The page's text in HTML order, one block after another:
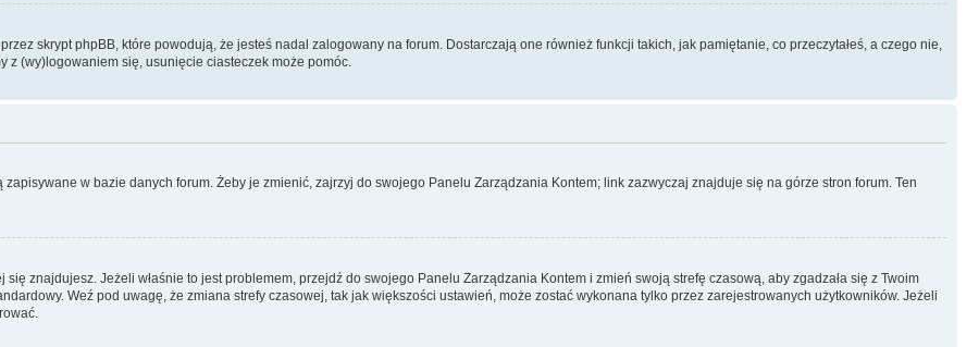
skrypt phpBB, które powodują, że jesteś nadal zalogowany na forum. Dostarczają one również funkcji takich, jak pamiętanie, co przeczytałeś, a czego nie,
z (wy)logowaniem się, usunięcie ciasteczek może pomóc.
w bazie danych forum. Żeby je zmienić, zajrzyj do swojego Panelu Zarządzania Kontem; link zazwyczaj znajduje się na górze stron forum. Ten
znajdujesz. Jeżeli właśnie to jest problemem, przejdź do swojego Panelu Zarządzania Kontem i zmień swoją strefę czasową, aby zgadzała się z Twoim
Weź pod uwagę, że zmiana strefy czasowej, tak jak większości ustawień, może zostać wykonana tylko przez zarejestrowanych użytkowników. Jeżeli